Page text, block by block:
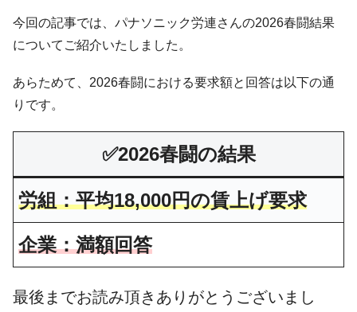
今回の記事では、パナソニック労連さんの2026春闘結果
についてご紹介いたしました。
あらためて、2026春闘における要求額と回答は以下の通
りです。
✅2026春闘の結果
労組：平均18,000円の賃上げ要求
企業：満額回答
最後までお読み頂きありがとうございまし